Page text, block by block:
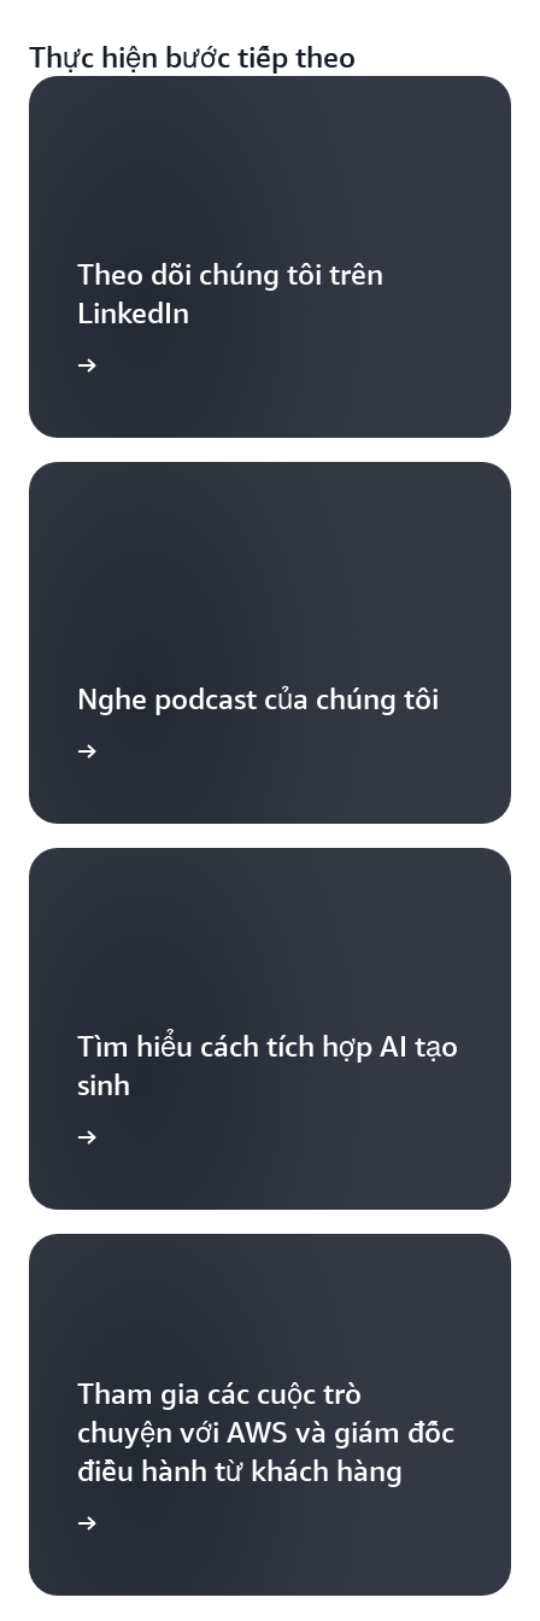
Thực hiện bước tiếp theo
Theo dõi chúng tôi trên
LinkedIn
Nghe podcast của chúng tôi
Tìm hiểu cách tích hợp AI tạo
sinh
Tham gia các cuộc trò
chuyện với AWS và giám đốc
điều hành từ khách hàng